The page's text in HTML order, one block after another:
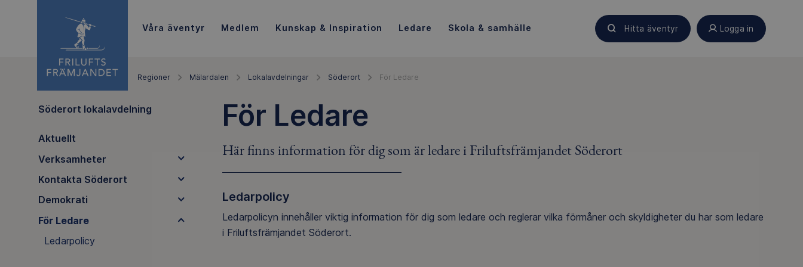
Våra äventyr Medlem Kunskap & Inspiration Ledare Skola & samhälle Hitta äventyr Logga in
Regioner Mälardalen Lokalavdelningar Söderort För Ledare
Söderort lokalavdelning
Aktuellt
Verksamheter
Kontakta Söderort
Demokrati
För Ledare
Ledarpolicy
För Ledare
Här finns information för dig som är ledare i Friluftsfrämjandet Söderort
Ledarpolicy
Ledarpolicyn innehåller viktig information för dig som ledare och reglerar vilka förmåner och skyldigheter du har som ledare
i Friluftsfrämjandet Söderort.